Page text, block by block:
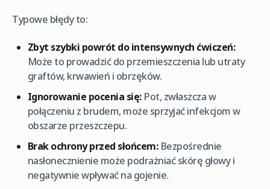
Typowe błędy to:
Zbyt szybki powrót do intensywnych ćwiczeń:
Może to prowadzić do przemieszczenia lub utraty
graftów, krwawień i obrzęków.
Ignorowanie pocenia się:Pot, zwłaszcza w
połączeniu z brudem, może sprzyjać infekcjom w
obszarze przeszczepu.
Brak ochrony przed słońcem:Bezpośrednie
nasłonecznienie może podrażniać skórę głowy i
negatywnie wpływać na gojenie.